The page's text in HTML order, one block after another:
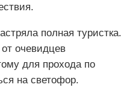
полная туристка.
очевидцев
для прохода по
на светофор.